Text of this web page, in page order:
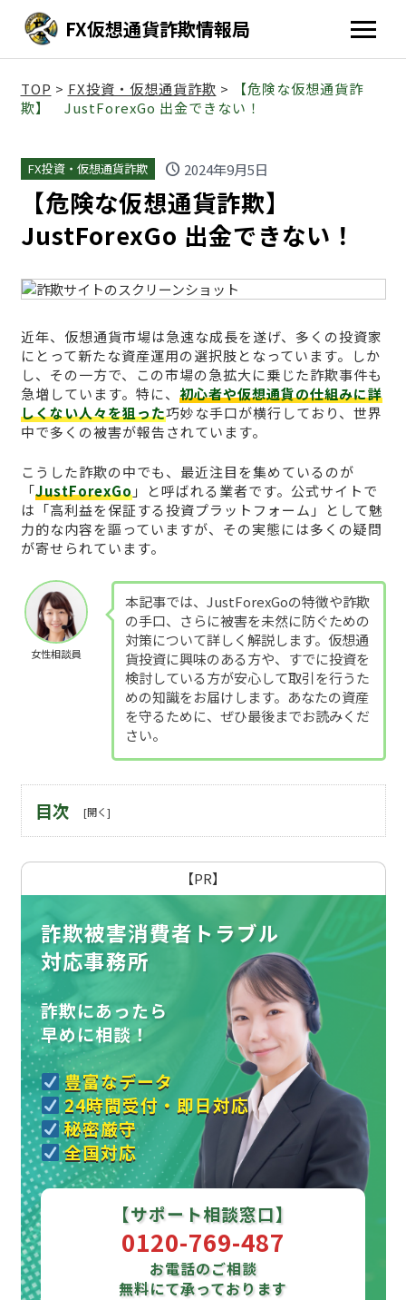
FX仮想通貨詐欺情報局
TOP > FX投資・仮想通貨詐欺 >
【危険な仮想通貨詐
欺】 JustForexGo 出金できない！
FX投資・仮想通貨詐欺 schedule 2024年9月5日
【危険な仮想通貨詐欺】
JustForexGo 出金できない！
近年、仮想通貨市場は急速な成長を遂げ、多くの投資家
にとって新たな資産運用の選択肢となっています。しか
し、その一方で、この市場の急拡大に乗じた詐欺事件も
急増しています。特に、 初心者や仮想通貨の仕組みに詳
しくない人々を狙った巧妙な手口が横行しており、世界
中で多くの被害が報告されています。
こうした詐欺の中でも、最近注目を集めているのが
「JustForexGo」と呼ばれる業者です。公式サイトで
は「高利益を保証する投資プラットフォーム」として魅
力的な内容を謳っていますが、その実態には多くの疑問
が寄せられています。
女性相談員
本記事では、JustForexGoの特徴や詐欺
の手口、さらに被害を未然に防ぐための
対策について詳しく解説します。仮想通
貨投資に興味のある方や、すでに投資を
検討している方が安心して取引を行うた
めの知識をお届けします。あなたの資産
を守るために、ぜひ最後までお読みくだ
さい。
目次
【PR】
詐欺被害消費者トラブル
対応事務所
詐欺にあったら
早めに相談！
豊富なデータ
24時間受付・即日対応
秘密厳守
全国対応
【サポート相談窓口】
0120-769-487
お電話のご相談
無料にて承っております